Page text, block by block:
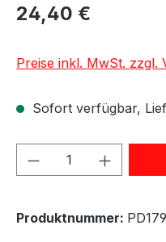
24,40 €
Preise inkl. MwSt. zzgl.
Sofort verfügbar,
Produkt
Produktnummer: